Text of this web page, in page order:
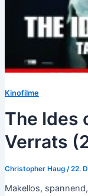
Kinofilme
The Ides
Verrats
Christopher Haug /22.
Makellos,